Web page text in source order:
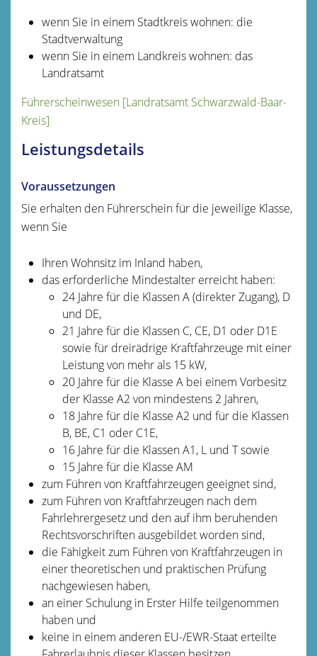
wenn Sie in einem Stadtkreis wohnen: die
Stadtverwaltung
wenn Sie in einem Landkreis wohnen: das
Landratsamt
Führerscheinwesen [Landratsamt Schwarzwald-Baar-
Kreis]
Leistungsdetails
Voraussetzungen
Sie erhalten den Führerschein für die jeweilige Klasse,
wenn Sie
Ihren Wohnsitz im Inland haben,
das erforderliche Mindestalter erreicht haben:
24 Jahre für die Klassen A (direkter Zugang), D
und DE,
21 Jahre für die Klassen C, CE, D1 oder D1E
sowie für dreirädrige Kraftfahrzeuge mit einer
Leistung von mehr als 15 kW,
20 Jahre für die Klasse A bei einem Vorbesitz
der Klasse A2 von mindestens 2 Jahren,
18 Jahre für die Klasse A2 und für die Klassen
B, BE, C1 oder C1E,
16 Jahre für die Klassen A1, L und T sowie
15 Jahre für die Klasse AM
zum Führen von Kraftfahrzeugen geeignet sind,
zum Führen von Kraftfahrzeugen nach dem
Fahrlehrergesetz und den auf ihm beruhenden
Rechtsvorschriften ausgebildet worden sind,
die Fähigkeit zum Führen von Kraftfahrzeugen in
einer theoretischen und praktischen Prüfung
nachgewiesen haben,
an einer Schulung in Erster Hilfe teilgenommen
haben und
keine in einem anderen EU-/EWR-Staat erteilte